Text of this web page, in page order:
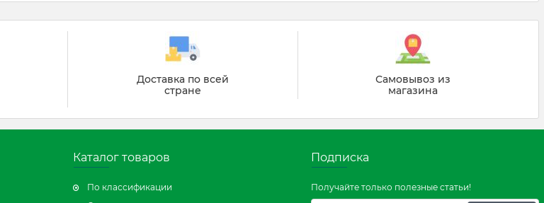
Доставка по всей
стране
Самовывоз из
магазина
Каталог товаров
По классификации
Подписка
Получайте только полезные статьи!